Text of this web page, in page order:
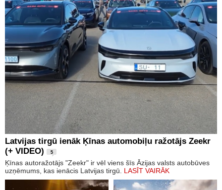
Latvijas tirgū ienāk Ķīnas automobiļu ražotājs Zeekr
(+ VIDEO)
5
Ķīnas autoražotājs "Zeekr" ir vēl viens šīs Āzijas valsts autobūves
uzņēmums, kas ienācis Latvijas tirgū. LASĪT VAIRĀK